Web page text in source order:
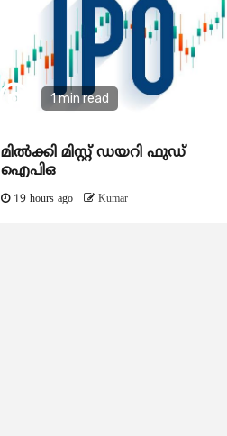
1 min read
മിൽക്കി മിസ്റ്റ് ഡയറി ഫുഡ്
ഐപിഒ
19 hours ago Kumar